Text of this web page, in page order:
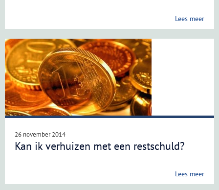
Lees meer
26 november 2014
Kan ik verhuizen met een restschuld?
Lees meer